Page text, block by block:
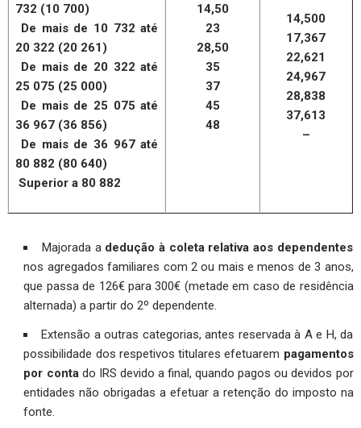
732 (10 700)
De mais de 10 732 até
20 322 (20 261)
De mais de 20 322 até
25 075 (25 000)
De mais de 25 075 até
36 967 (36 856)
De mais de 36 967 até
80 882 (80 640)
Superior a 80 882
14,50
23
28,50
35
37
45
48
14,500
17,367
22,621
24,967
28,838
37,613
–
Majorada a dedução à coleta relativa aos dependentes
nos agregados familiares com 2 ou mais e menos de 3 anos,
que passa de 126€ para 300€ (metade em caso de residência
alternada) a partir do 2º dependente.
Extensão a outras categorias, antes reservada à A e H, da
possibilidade dos respetivos titulares efetuarem pagamentos
por contado IRS devido a final, quando pagos ou devidos por
entidades não obrigadas a efetuar a retenção do imposto na
fonte.